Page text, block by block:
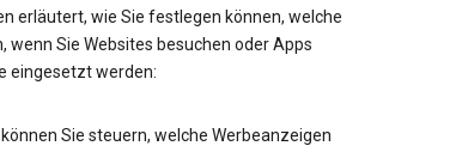
erläutert, wie Sie festlegen können, welche
Sie Websites besuchen oder Apps
eingesetzt werden:
können Sie steuern, welche Werbeanzeigen